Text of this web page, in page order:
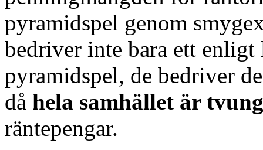
pyramidspel genom
bedriver inte bara ett
pyramidspel, de bedriver
då hela samhället är
räntepengar.